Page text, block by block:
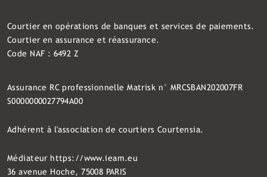
Courtier en opérations de banques et services de paiements.
Courtier en assurance et réassurance.
Code NAF : 6492 Z
Assurance RC professionnelle Matrisk n° MRCSBAN202007FR
S0000000027794A00
Adhérent à l'association de courtiers Courtensia.
Médiateur https://www.ieam.eu
36 avenue Hoche, 75008 PARIS